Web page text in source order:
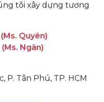
tôi xây dựng tương
Quyên)
Ngân)
P. Tân Phú, TP. HCM